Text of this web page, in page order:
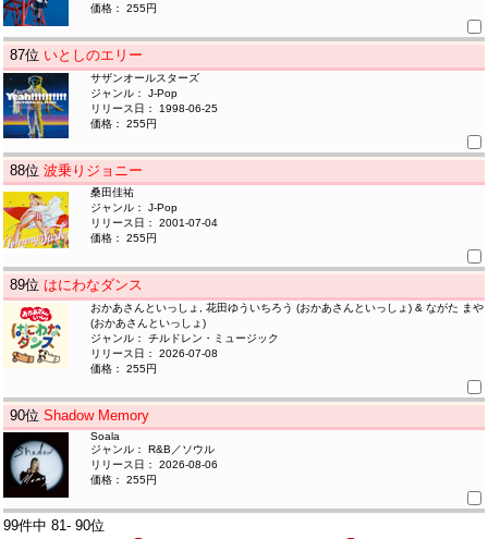
価格： 255円
87位 いとしのエリー
サザンオールスターズ
ジャンル： J-Pop
リリース日： 1998-06-25
価格： 255円
88位波乗りジョニー
桑田佳祐
ジャンル： J-Pop
リリース日： 2001-07-04
価格： 255円
89位 はにわなダンス
おかあさんといっしょ, 花田ゆういちろう (おかあさんといっしょ) & ながた まや
(おかあさんといっしょ)
ジャンル： チルドレン・ミュージック
リリース日： 2026-07-08
価格： 255円
90位Shadow Memory
Soala
ジャンル： R&B／ソウル
リリース日： 2026-08-06
価格： 255円
99件中 81- 90位